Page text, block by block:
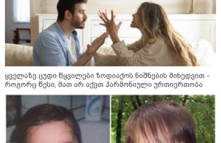
ბავშვმა, რომელიც 9 თვის
განმავლობაში
წარმოუდგენელი
ფსიქოლოგიური ტერორის ქვეშ
არის" - რას აცხადებს ნია
იმნაძის ადვოკატი?
კატეგორიის ყველა სიახლე
რატომ ჩაბნელდა საქართველო
მესამედ: საბოტაჟი, ტექნიკური
ხარვეზი თუ
არაპროფესიონალიზმი?! -
სანდრო თვალჭრელიძის ანალიზი
ყველაზე ცუდი წყვილები ზოდიაქოს ნიშნების მიხედვით -
როგორც წესი, მათ არ აქვთ ჰარმონიული ურთიერთობა